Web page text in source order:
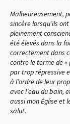
Malheureusement,
sincère lorsqu’ils
pleinement
été élevés dans la
correctement dans
contre le terme de «
par trop répressive
à l’ordre de leur
avec l’eau du bain,
aussi mon Église et
salut.